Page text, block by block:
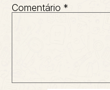
Comentário *